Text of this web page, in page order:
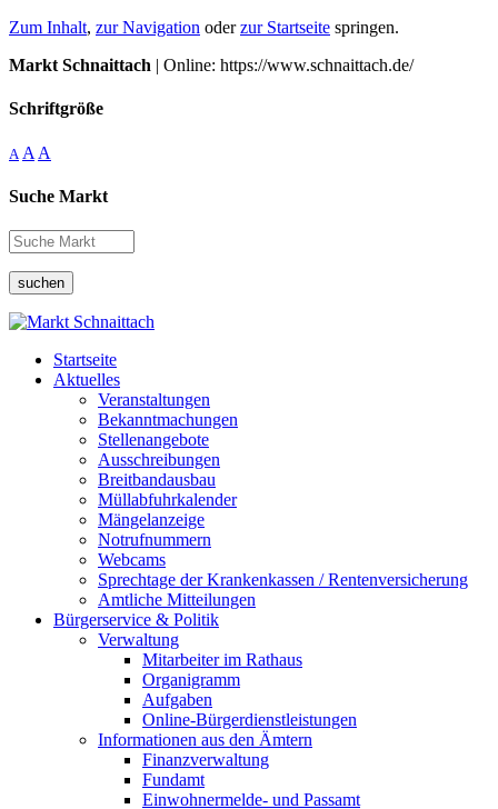
Zum Inhalt, zur Navigation oderzur Startseite springen.
Markt Schnaittach | Online: https://www.schnaittach.de/
Schriftgröße
A A A
Suche Markt
suchen
Startseite
Aktuelles
Veranstaltungen
Bekanntmachungen
Stellenangebote
Ausschreibungen
Breitbandausbau
Müllabfuhrkalender
Mängelanzeige
Notrufnummern
Webcams
Sprechtage der Krankenkassen / Rentenversicherung
Amtliche Mitteilungen
Bürgerservice & Politik
Verwaltung
Mitarbeiter im Rathaus
Organigramm
Aufgaben
Online-Bürgerdienstleistungen
Informationen aus den Ämtern
Finanzverwaltung
Fundamt
Einwohnermelde- und Passamt